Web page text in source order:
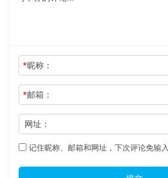
*昵称：
*邮箱：
网址：
记住昵称、邮箱和网址，下次评论免输入